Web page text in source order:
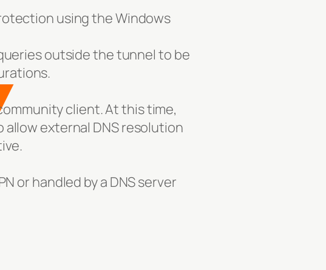
using the Windows
outside the tunnel to be
client. At this time,
external DNS resolution
or handled by a DNS server